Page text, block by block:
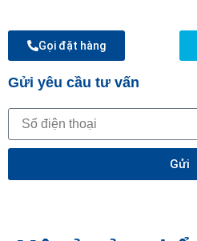
Gọi đặt hàng
Gửi yêu cầu tư vấn
Gửi